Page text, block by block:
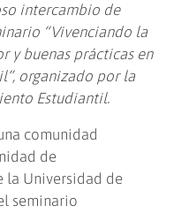
intercambio de
“Vivenciando la
y buenas prácticas en
organizado por la
Estudiantil.
comunidad
de
la Universidad de
seminario